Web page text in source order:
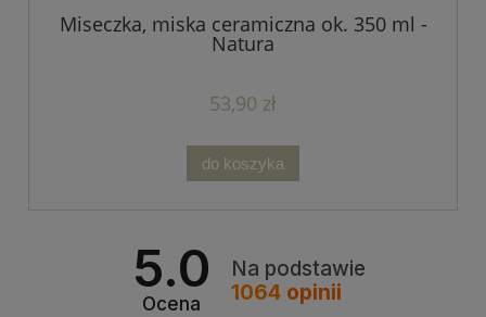
Miseczka, miska ceramiczna ok. 350 ml -
Natura
53,90 zł
do koszyka
5.0
Ocena
Na podstawie
1064opinii